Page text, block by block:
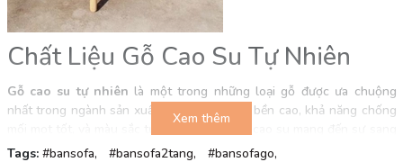
Chất Liệu Gỗ Cao Su Tự Nhiên
Gỗ cao su tự nhiên là một trong những loại gỗ được ưa chuộng
nhất trong ngành sản xuất nội thất. Với độ bền cao, khả năng chống
trọng và bền bỉ cho bàn sofa 2 tầng. Ngoài ra, gỗ cao su còn thân
Xem thêm
Tags: #bansofa, #bansofa2tang, #bansofago,